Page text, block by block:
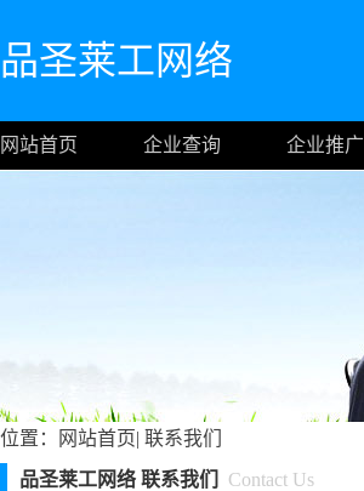
品圣莱工网络
网站首页 企业查询 企业推广
位置： 网站首页| 联系我们
品圣莱工网络 联系我们
Contact Us